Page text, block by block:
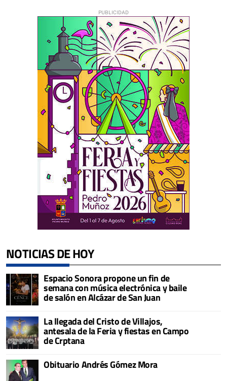
NOTICIAS DE HOY
Espacio Sonora propone un fin de
semana con música electrónica y baile
de salón en Alcázar de San Juan
La llegada del Cristo de Villajos,
antesala de la Feria y fiestas en Campo
de Crptana
Obituario Andrés Gómez Mora